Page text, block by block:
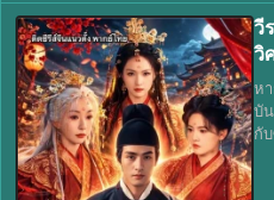
วี
วิ
ห
บั
กั